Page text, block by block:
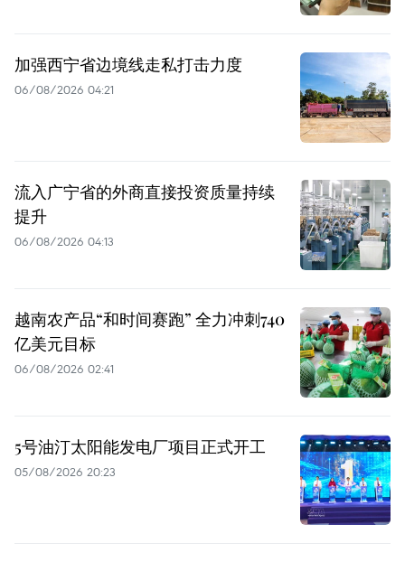
加强西宁省边境线走私打击力度
06/08/2026 04:21
流入广宁省的外商直接投资质量持续
提升
06/08/2026 04:13
越南农产品“和时间赛跑” 全力冲刺740
亿美元目标
06/08/2026 02:41
5号油汀太阳能发电厂项目正式开工
05/08/2026 20:23